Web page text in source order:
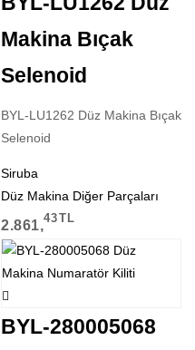
Makina Bıçak
Selenoid
BYL-LU1262 Düz Makina Bıçak
Selenoid
Siruba
Düz Makina Diğer Parçaları
2.861,43TL
BYL-280005068